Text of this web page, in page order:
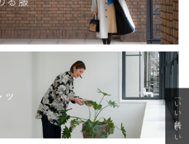
「いい年齢 いい洋服」